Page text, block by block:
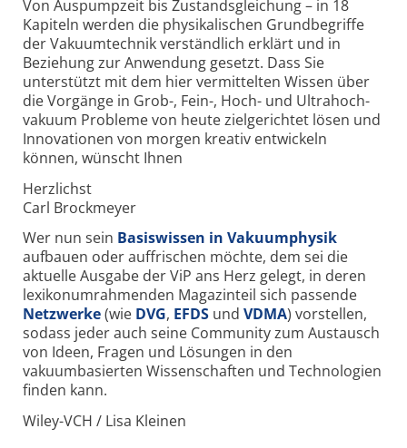
Von Auspump­zeit bis Zustands­gleichung – in 18
Kapiteln werden die physikalischen Grundbe­griffe
der Vakuum­technik verständlich erklärt und in
Beziehung zur Anwen­dung gesetzt. Dass Sie
unterstützt mit dem hier vermittelten Wissen über
die Vorgänge in Grob-, Fein-, Hoch- und Ultra­hoch­
vakuum Probleme von heute zielgerichtet lösen und
Innovationen von morgen kreativ entwickeln
können, wünscht Ihnen
Herzlichst
Carl Brockmeyer
Wer nun sein Basiswissen in Vakuumphysik
aufbauen oder auffrischen möchte, dem sei die
aktuelle Ausgabe der ViP ans Herz gelegt, in deren
lexikonumrahmenden Magazinteil sich passende
Netzwerke(wie DVG, EFDS und VDMA) vorstellen,
sodass jeder auch seine Community zum Austausch
von Ideen, Fragen und Lösungen in den
vakuumbasierten Wissenschaften und Technologien
finden kann.
Wiley-VCH / Lisa Kleinen